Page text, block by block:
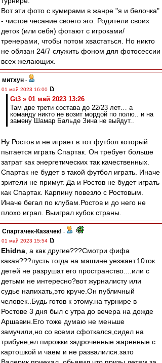
Вот эти фото с кумирами в жанре "я и белочка"
- чистое чесание своего эго. Родители своих
деток (или себя) фотают с игроками/
тренерами, чтобы потом хвастаться. Но никто
не обязан 24/7 служить фоном для фотосессии
всех желающих.
митхун -
01 май 2023 16:00
Gt3 » 01 май 2023 13:26
Там две трети состава до 22/23 лет… а
команду никто не возит мордой по полю.. и на
замену Шамар Бальде Зина не выйдут..
Ну Ростов и не играет в тот футбол который
пытается играть Спартак. Он требует больше
затрат как энергетических так качественных.
Спартак не будет в такой футбол играть. Иначе
зрители не примут. Да и Ростов не будет играть
как Спартак. Карпину повезло с Ростовым.
Иначе бегал по клубам.Ростов и до него не
плохо играл. Выиграл кубок страны.
Спартачек-Казачек! -
01 май 2023 15:54
Ehidna , а как другие???Смотри фифа
какая???пусть тогда на машине уезжает.10ток
детей не разрушат его пространство....или с
детьми не интересно?вот журналисту или
судье напихать,это круче.Он публичный
человек..Будь готов к этому.на турнире в
Ростове 3 дня был с утра до вечера на дожде
Аршавин.Его тоже думаю не меньше
замучили,но со всеми сфоткался,сидел на
трибуне,ел пирожки задроченные жаренные с
картошкой и чаем и не развалился.зато